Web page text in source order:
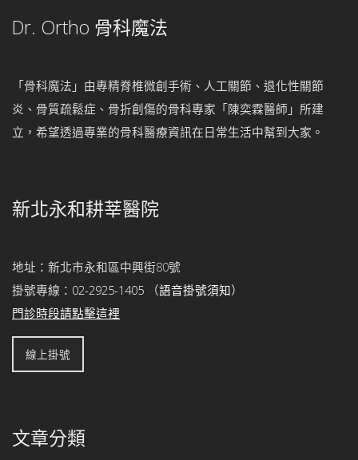
Dr. Ortho 骨科魔法
「骨科魔法」由專精脊椎微創手術、人工關節、退化性關節
炎、骨質疏鬆症、骨折創傷的骨科專家「陳奕霖醫師」所建
立，希望透過專業的骨科醫療資訊在日常生活中幫到大家。
新北永和耕莘醫院
地址：新北市永和區中興街80號
掛號專線： 02-2925-1405 （語音掛號須知）
門診時段請點擊這裡
線上掛號
文章分類